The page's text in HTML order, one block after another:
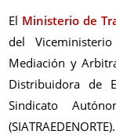
El Ministerio de
del
Mediación y
Distribuidora de
Sindicato
(SIATRAEDENORTE).